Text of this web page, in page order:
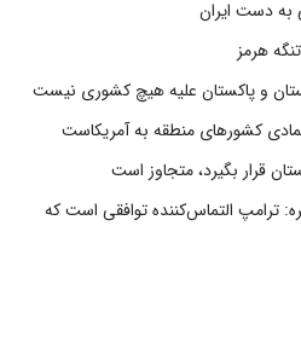
هرمز
و پاکستان علیه هیچ کشوری نیست
کشورهای منطقه به آمریکاست
قرار بگیرد، متجاوز است
ترامپ التماس‌کننده توافقی است که